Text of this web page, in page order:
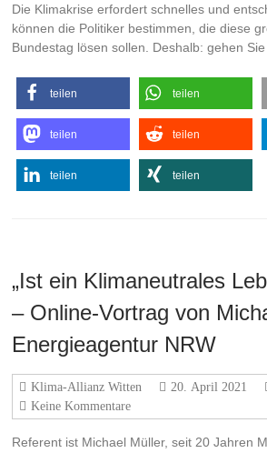
Die Klimakrise erfordert schnelles und
können die Politiker bestimmen, die diese
Bundestag lösen sollen. Deshalb: gehen
teilen teilen
teilen teilen
teilen teilen
„Ist ein Klimaneutrales
– Online-Vortrag von
Energieagentur NRW
Klima-Allianz Witten 20. April 2021
Keine Kommentare
Referent ist Michael Müller, seit 20 Jahren